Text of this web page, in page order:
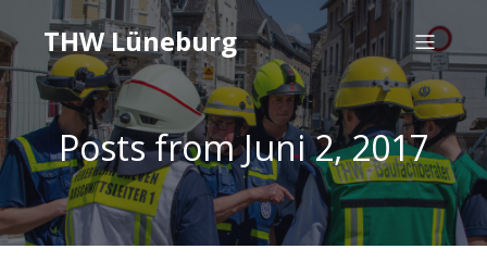
THW Lüneburg
Posts from Juni 2, 2017